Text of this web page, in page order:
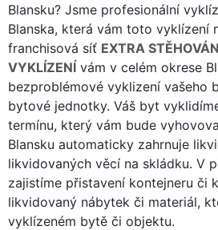
Blansku? Jsme profesionální
Blanska, která vám toto vyklízení
franchisová síť EXTRA
VYKLÍZENÍ vám v celém okrese
bezproblémové vyklizení vašeho
bytové jednotky. Váš byt
termínu, který vám bude
Blansku automaticky zahrnuje
likvidovaných věcí na skládku. V
zajistíme přistavení kontejneru či
likvidovaný nábytek či materiál,
vyklízeném bytě či objektu.